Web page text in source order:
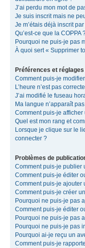
J’ai perdu mon mot de
Je suis inscrit mais ne
Je m’étais déjà inscrit
Qu’est-ce que la COPPA
Pourquoi ne puis-je pas
À quoi sert « Supprimer
Préférences et
Comment puis-je
L’heure n’est pas
J’ai modifié le fuseau
Ma langue n’apparaît
Comment puis-je afficher
Quel est mon rang et
Lorsque je clique sur le
connecter ?
Problèmes de
Comment puis-je publier
Comment puis-je éditer
Comment puis-je ajouter
Comment puis-je créer
Pourquoi ne puis-je pas
Comment puis-je éditer
Pourquoi ne puis-je pas
Pourquoi ne puis-je pas
Pourquoi ai-je reçu un
Comment puis-je